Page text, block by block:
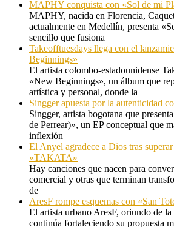
MAPHY conquista con «Sol de mi
MAPHY, nacida en Florencia,
actualmente en Medellín, presenta
sencillo que fusiona
Takeofftuesdays llega con el
Beginnings»
El artista colombo-estadounidense
«New Beginnings», un álbum que
artística y personal, donde la
Singger apuesta por la autenticidad
Singger, artista bogotana que
de Perrear)», un EP conceptual que
inflexión
El Anyel agradece a Dios tras
«TAKATA»
Hay canciones que nacen para
comercial y otras que terminan
de
AresF rompe esquemas con «San
El artista urbano AresF, oriundo de
continúa fortaleciendo su propuesta